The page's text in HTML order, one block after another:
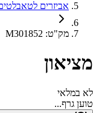
אביזרים
מק"ט:
M301852
מציאון
לא במלאי
טוען גרף...